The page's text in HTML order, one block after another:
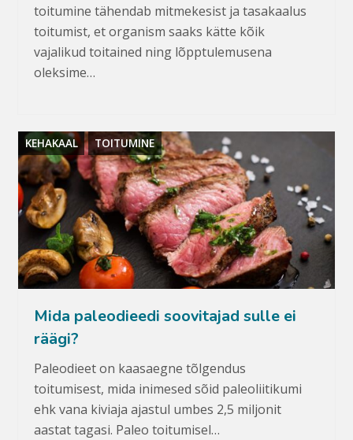
toitumine tähendab mitmekesist ja tasakaalus
toitumist, et organism saaks kätte kõik
vajalikud toitained ning lõpptulemusena
oleksime…
KEHAKAAL TOITUMINE
Mida paleodieedi soovitajad sulle ei
räägi?
Paleodieet on kaasaegne tõlgendus
toitumisest, mida inimesed sõid paleoliitikumi
ehk vana kiviaja ajastul umbes 2,5 miljonit
aastat tagasi. Paleo toitumisel…